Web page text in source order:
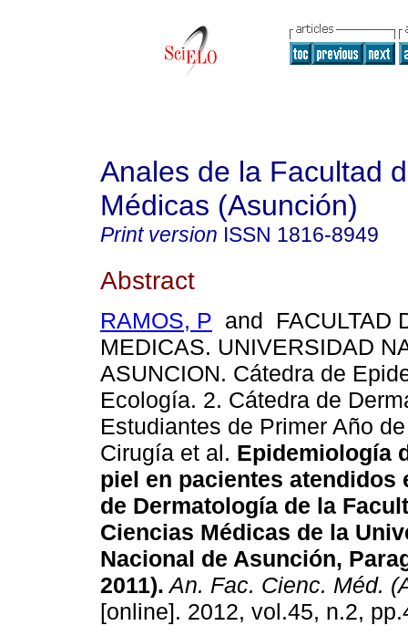
Anales de la Facultad
Médicas (Asunción)
Print version ISSN 1816-8949
Abstract
RAMOS, P and FACULTAD
MEDICAS. UNIVERSIDAD
ASUNCION. Cátedra de
Ecología. 2. Cátedra de
Estudiantes de Primer Año
Cirugía et al. Epidemiología
piel en pacientes atendidos
de Dermatología de la
Ciencias Médicas de la
Nacional de Asunción,
2011). An. Fac. Cienc. Méd.
[online]. 2012, vol.45, n.2,